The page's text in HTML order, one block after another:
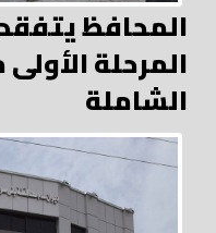
المحافظ
المرحلة
الشاملة